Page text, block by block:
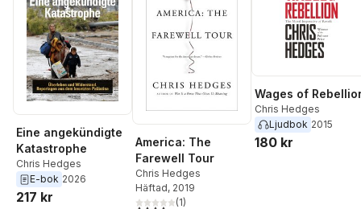
Eine angekündigte
Katastrophe
Chris Hedges
E-bok 2026
217 kr
America: The
Farewell Tour
Chris Hedges
Häftad, 2019
(1)
Wages of
Chris Hedges
Ljudbok 2015
180 kr